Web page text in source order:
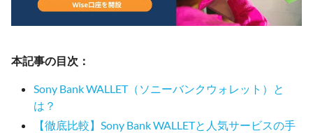
本記事の目次：
Sony Bank WALLET（ソニーバンクウォレット）と
は？
【徹底比較】Sony Bank WALLETと人気サービスの手